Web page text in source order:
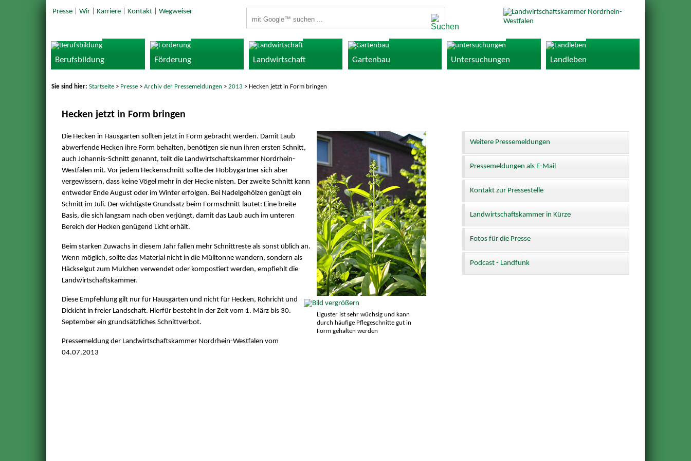
Presse| Wir| Karriere| Kontakt| Wegweiser
Berufsbildung Förderung Landwirtschaft Gartenbau Untersuchungen Landleben
Sie sind hier:Startseite > Presse >Archiv der Pressemeldungen >2013 > Hecken jetzt in Form bringen
Hecken jetzt in Form bringen
Liguster ist sehr wüchsig und kann
durch häufige Pflegeschnitte gut in
Form gehalten werden
Die Hecken in Hausgärten sollten jetzt in Form gebracht werden. Damit Laub
abwerfende Hecken ihre Form behalten, benötigen sie nun ihren ersten Schnitt,
auch Johannis-Schnitt genannt, teilt die Landwirtschaftskammer Nordrhein-
Westfalen mit. Vor jedem Heckenschnitt sollte der Hobbygärtner sich aber
vergewissern, dass keine Vögel mehr in der Hecke nisten. Der zweite Schnitt kann
entweder Ende August oder im Winter erfolgen. Bei Nadelgehölzen genügt ein
Schnitt im Juli. Der wichtigste Grundsatz beim Formschnitt lautet: Eine breite
Basis, die sich langsam nach oben verjüngt, damit das Laub auch im unteren
Bereich der Hecken genügend Licht erhält.
Beim starken Zuwachs in diesem Jahr fallen mehr Schnittreste als sonst üblich an.
Wenn möglich, sollte das Material nicht in die Mülltonne wandern, sondern als
Häckselgut zum Mulchen verwendet oder kompostiert werden, empfiehlt die
Landwirtschaftskammer.
Diese Empfehlung gilt nur für Hausgärten und nicht für Hecken, Röhricht und
Dickicht in freier Landschaft. Hierfür besteht in der Zeit vom 1. März bis 30.
September ein grundsätzliches Schnittverbot.
Pressemeldung der Landwirtschaftskammer Nordrhein-Westfalen vom
04.07.2013
Weitere Pressemeldungen
Pressemeldungen als E-Mail
Kontakt zur Pressestelle
Landwirtschaftskammer in Kürze
Fotos für die Presse
Podcast - Landfunk